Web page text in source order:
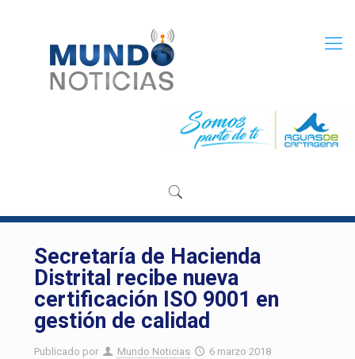
Secretaría de Hacienda
Distrital recibe nueva
certificación ISO 9001 en
gestión de calidad
Publicado por Mundo Noticias 6 marzo 2018